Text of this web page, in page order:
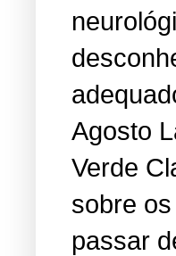
Agosto
Verde
sobre
passar